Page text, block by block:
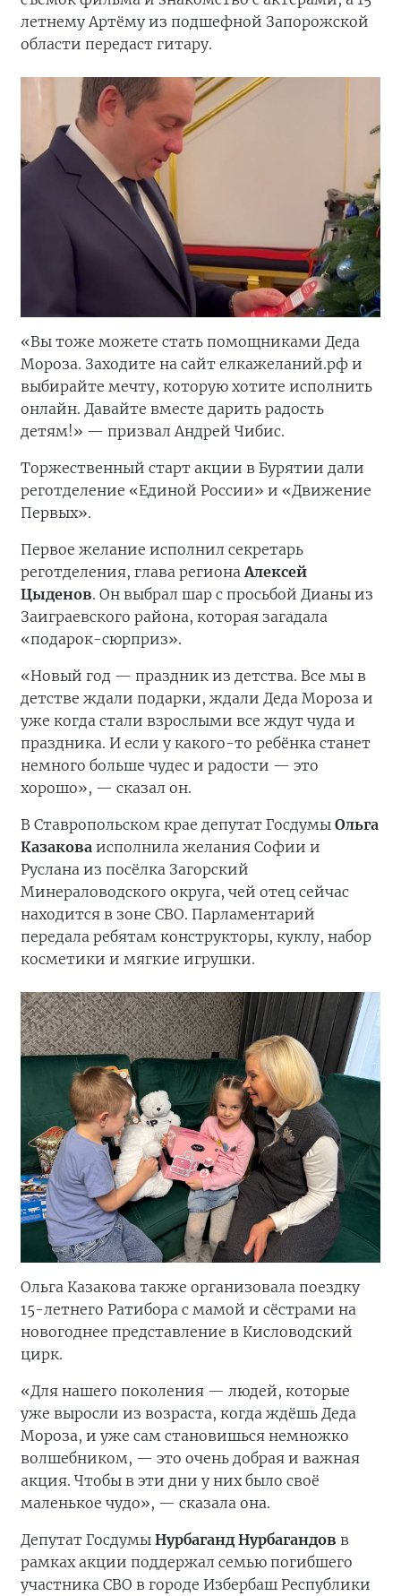
летнему Артёму из подшефной Запорожской
области передаст гитару.
«Вы тоже можете стать помощниками Деда
Мороза. Заходите на сайт елкажеланий.рф и
выбирайте мечту, которую хотите исполнить
онлайн. Давайте вместе дарить радость
детям!» — призвал Андрей Чибис.
Торжественный старт акции в Бурятии дали
реготделение «Единой России» и «Движение
Первых».
Первое желание исполнил секретарь
реготделения, глава регионаАлексей
Цыденов. Он выбрал шар с просьбой Дианы из
Заиграевского района, которая загадала
«подарок-сюрприз».
«Новый год — праздник из детства. Все мы в
детстве ждали подарки, ждали Деда Мороза и
уже когда стали взрослыми все ждут чуда и
праздника. И если у какого-то ребёнка станет
немного больше чудес и радости — это
хорошо», — сказал он.
В Ставропольском крае депутат Госдумы Ольга
Казакова исполнила желания Софии и
Руслана из посёлка Загорский
Минераловодского округа, чей отец сейчас
находится в зоне СВО. Парламентарий
передала ребятам конструкторы, куклу, набор
косметики и мягкие игрушки.
Ольга Казакова также организовала поездку
15-летнего Ратибора с мамой и сёстрами на
новогоднее представление в Кисловодский
цирк.
«Для нашего поколения — людей, которые
уже выросли из возраста, когда ждёшь Деда
Мороза, и уже сам становишься немножко
волшебником, — это очень добрая и важная
акция. Чтобы в эти дни у них было своё
маленькое чудо», — сказала она.
Депутат Госдумы Нурбаганд Нурбагандов в
рамках акции поддержал семью погибшего
участника СВО в городе Избербаш Республики